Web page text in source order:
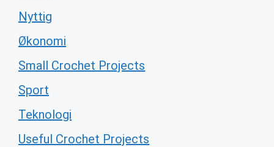
Nyttig
Økonomi
Small Crochet Projects
Sport
Teknologi
Useful Crochet Projects